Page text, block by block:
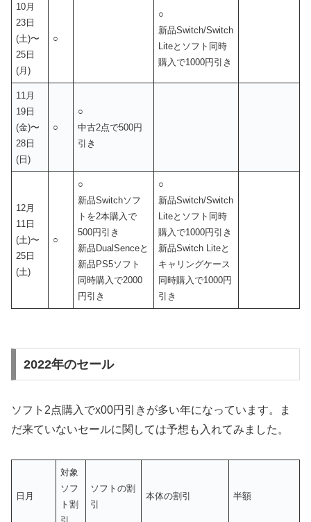
10月
23日
(土)〜
25日
(月)
○
○
新品Switch/Switch
Liteとソフト同時
購入で1000円引き
11月
19日
(金)〜
28日
(日)
○
○
中古2点で500円
引き
12月
11日
(土)〜
25日
(土)
○
○
新品Switchソフ
トを2本購入で
500円引き
新品DualSenceと
新品PS5ソフト
同時購入で2000
円引き
○
新品Switch/Switch
Liteとソフト同時
購入で1000円引き
新品Switch Liteと
キャリングケース
同時購入で1000円
引き
2022年のセール
ソフト2点購入でx00円引きが多い年になっています。ま
だ来ていないセールに関しては予想も入れてみました。
日月
対象
ソフ
ト割
ソフトの割
引
本体の割引 半額